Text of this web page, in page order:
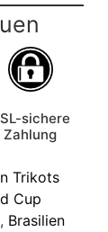
sichere
Zahlung
Trikots
Cup
, Brasilien